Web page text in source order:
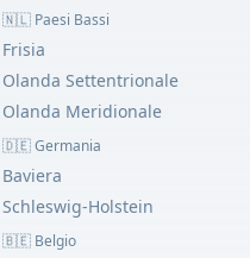
🇳🇱 Paesi Bassi
Frisia
Olanda Settentrionale
Olanda Meridionale
🇩🇪 Germania
Baviera
Schleswig-Holstein
🇧🇪 Belgio